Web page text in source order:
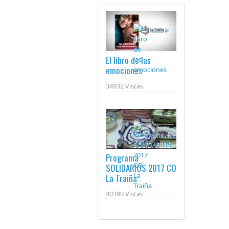
El libro de las
emociones
34932 Vistas
Programa
SOLIDARIOS 2017 CO
La Traiña
40390 Vistas